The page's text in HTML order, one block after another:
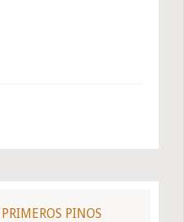
PRIMEROS PINOS